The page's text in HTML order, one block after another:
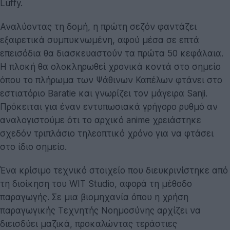
Luffy.
Αναλύοντας τη δομή, η πρώτη σεζόν φαντάζει
εξαιρετικά συμπυκνωμένη, αφού μέσα σε επτά
επεισόδια θα διασκευαστούν τα πρώτα 50 κεφάλαια.
Η πλοκή θα ολοκληρωθεί χρονικά κοντά στο σημείο
όπου το πλήρωμα των Ψάθινων Καπέλων φτάνει στο
εστιατόριο Baratie και γνωρίζει τον μάγειρα Sanji.
Πρόκειται για έναν εντυπωσιακά γρήγορο ρυθμό αν
αναλογιστούμε ότι το αρχικό anime χρειάστηκε
σχεδόν τριπλάσιο τηλεοπτικό χρόνο για να φτάσει
στο ίδιο σημείο.
Ένα κρίσιμο τεχνικό στοιχείο που διευκρινίστηκε από
τη διοίκηση του WIT Studio, αφορά τη μέθοδο
παραγωγής. Σε μια βιομηχανία όπου η χρήση
παραγωγικής Τεχνητής Νοημοσύνης αρχίζει να
διεισδύει μαζικά, προκαλώντας τεράστιες